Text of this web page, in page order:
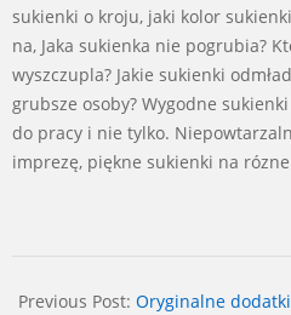
sukienki o kroju, jaki kolor
na, Jaka sukienka nie pogrubia?
wyszczupla? Jakie sukienki
grubsze osoby? Wygodne
do pracy i nie tylko.
imprezę, piękne sukienki na
10-
Previous Post: Oryginalne